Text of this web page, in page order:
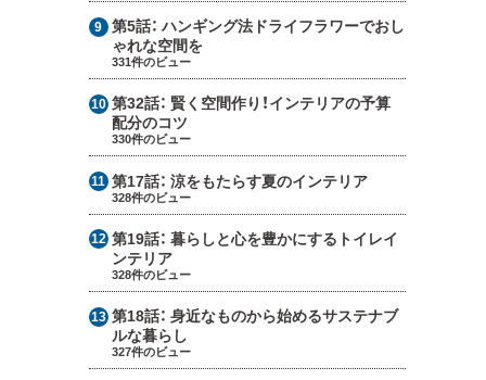
第5話：ハンギング法ドライフラワーでおし
ゃれな空間を
331件のビュー
第32話： 賢く空間作り！インテリアの予算
配分のコツ
330件のビュー
第17話：涼をもたらす夏のインテリア
328件のビュー
第19話：暮らしと心を豊かにするトイレイ
ンテリア
328件のビュー
第18話：身近なものから始めるサステナブ
ルな暮らし
327件のビュー